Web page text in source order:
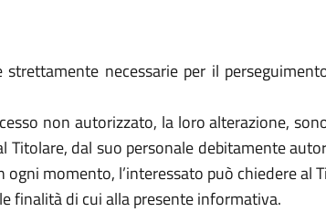
necessarie per il
non autorizzato, la loro alterazione,
dal suo personale debitamente
momento, l’interessato può chiedere al
finalità di cui alla presente informativa.